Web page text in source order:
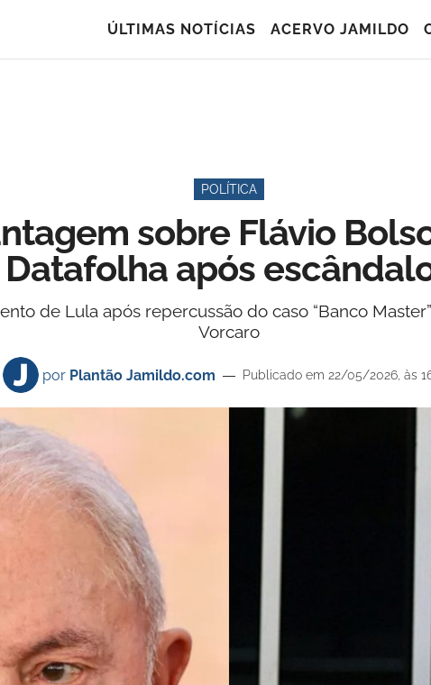
ÚLTIMAS NOTÍCIAS ACERVO JAMILDO
POLÍTICA
sobre Flávio
após
de Lula após repercussão do caso “Banco
Vorcaro
por Plantão Jamildo.com Publicado em 22/05/2026, às